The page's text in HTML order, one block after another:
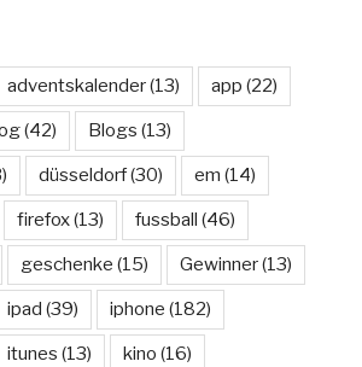
adventskalender(13) app (22)
(42) Blogs (13)
düsseldorf(30) em (14)
firefox(13) fussball (46)
geschenke (15) Gewinner(13)
ipad (39) iphone (182)
itunes (13) kino (16)